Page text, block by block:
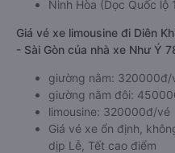
Ninh Hòa (Dọc Quốc lộ
Giá vé xe limousine đi Diên
- Sài Gòn của nhà xe Như Ý
giường nằm: 320000đ/
giường nằm đôi:
limousine: 320000đ/vé
Giá vé xe ổn định,
dịp Lễ, Tết cao điểm